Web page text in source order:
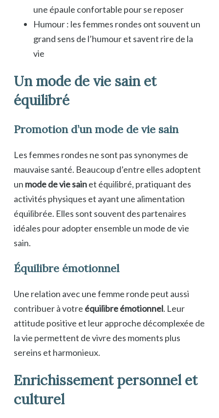
une épaule confortable pour se reposer
Humour : les femmes rondes ont souvent un
grand sens de l’humour et savent rire de la
vie
Un mode de vie sain et
équilibré
Promotion d’un mode de vie sain
Les femmes rondes ne sont pas synonymes de
mauvaise santé. Beaucoup d’entre elles adoptent
un mode de vie sainet équilibré, pratiquant des
activités physiques et ayant une alimentation
équilibrée. Elles sont souvent des partenaires
idéales pour adopter ensemble un mode de vie
sain.
Équilibre émotionnel
Une relation avec une femme ronde peut aussi
contribuer à votre équilibre émotionnel. Leur
attitude positive et leur approche décomplexée de
la vie permettent de vivre des moments plus
sereins et harmonieux.
Enrichissement personnel et
culturel